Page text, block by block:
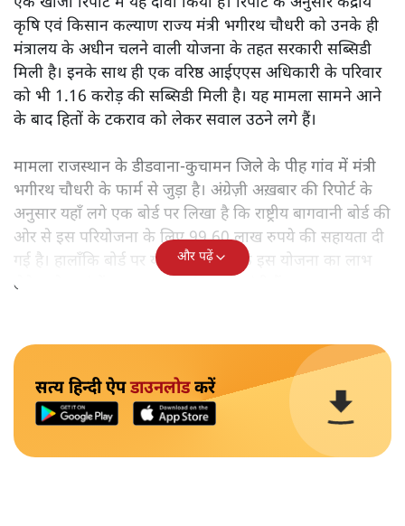
कृषि एवं किसान कल्याण राज्य मंत्री भगीरथ चौधरी को उनके ही
मंत्रालय के अधीन चलने वाली योजना के तहत सरकारी सब्सिडी
मिली है। इनके साथ ही एक वरिष्ठ आईएएस अधिकारी के परिवार
को भी 1.16 करोड़ की सब्सिडी मिली है। यह मामला सामने आने
के बाद हितों के टकराव को लेकर सवाल उठने लगे हैं।
मामला राजस्थान के डीडवाना-कुचामन जिले के पीह गांव में मंत्री
भगीरथ चौधरी के फार्म से जुड़ा है। अंग्रेज़ी अख़बार की रिपोर्ट के
अनुसार यहाँ लगे एक बोर्ड पर लिखा है कि राष्ट्रीय बागवानी बोर्ड की
ओर से इस परियोजना के लिए 99.60 लाख रुपये की सहायता दी
गई है। हालाँकि बोर्ड पर यह नहीं लिखा कि इस योजना का लाभ
लेने वाले स्वयं केंद्र सरकार में कृषि राज्य मंत्री हैं।
और पढ़ें
सत्य हिन्दी ऐपडाउनलोडकरें